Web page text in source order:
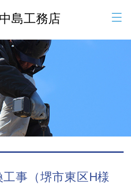
事（堺市東区H様